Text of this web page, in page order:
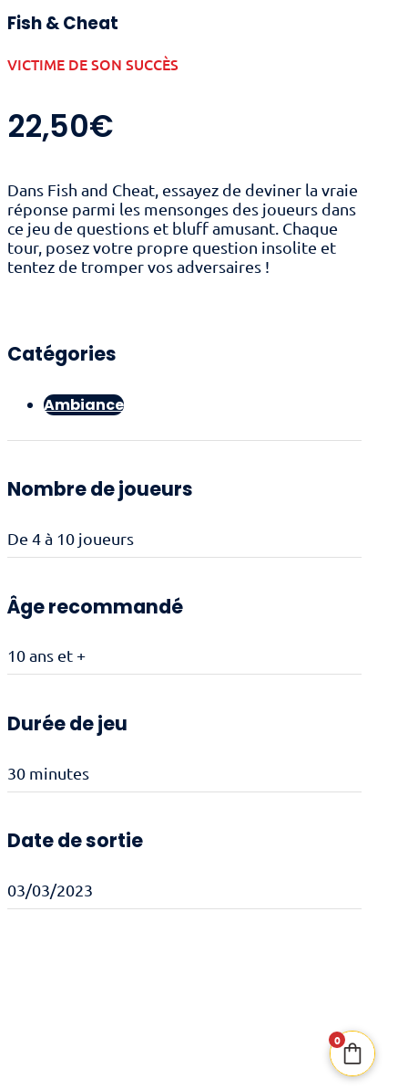
Fish & Cheat
VICTIME DE SON SUCCÈS
22,50€
Dans Fish and Cheat, essayez de deviner la vraie
réponse parmi les mensonges des joueurs dans
ce jeu de questions et bluff amusant. Chaque
tour, posez votre propre question insolite et
tentez de tromper vos adversaires !
Catégories
Ambiance
Nombre de joueurs
De 4 à 10 joueurs
Âge recommandé
10 ans et +
Durée de jeu
30 minutes
Date de sortie
03/03/2023
0